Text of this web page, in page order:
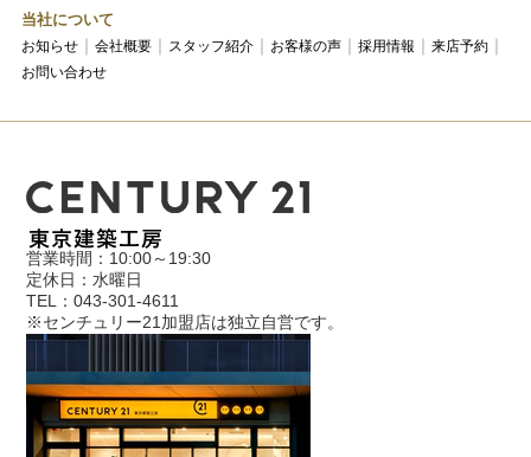
当社について
お知らせ 会社概要 スタッフ紹介 お客様の声 採用情報
来店予約
お問い合わせ
営業時間：10:00～19:30
定休日：水曜日
TEL：043-301-4611
※センチュリー21加盟店は独立自営です。